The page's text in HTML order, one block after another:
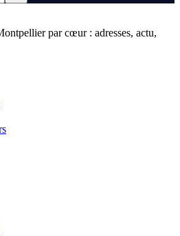
par cœur : adresses, actu,